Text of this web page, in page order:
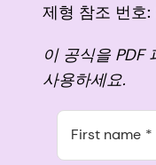
제형 참조 번호:
이 공식을 PDF
사용하세요.
First name